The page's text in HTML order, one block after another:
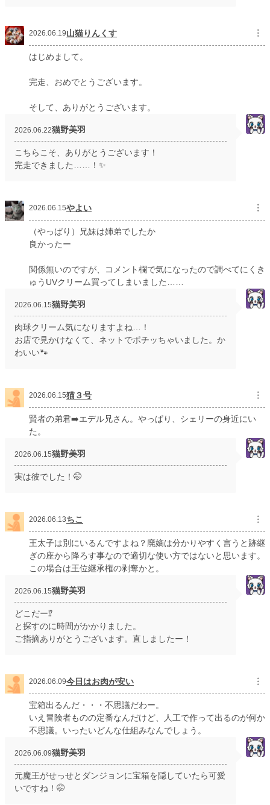
2026.06.19山猫りんくす ︙
はじめまして。
完走、おめでとうございます。
そして、ありがとうございます。
2026.06.22猫野美羽
こちらこそ、ありがとうございます！
完走できました……！✨
2026.06.15やよい ︙
（やっぱり）兄妹は姉弟でしたか
良かったー
関係無いのですが、コメント欄で気になったので調べてにくき
ゅうUVクリーム買ってしまいました……
2026.06.15猫野美羽
肉球クリーム気になりますよね…！
お店で見かけなくて、ネットでポチッちゃいました。か
わいい🐾
2026.06.15猫３号 ︙
賢者の弟君➡️エデル兄さん。やっぱり、シェリーの身近にい
た。
2026.06.15猫野美羽
実は彼でした！🤭
2026.06.13ちこ ︙
王太子は別にいるんですよね？廃嫡は分かりやすく言うと跡継
ぎの座から降ろす事なので適切な使い方ではないと思います。
この場合は王位継承権の剥奪かと。
2026.06.15猫野美羽
どこだー⁉︎
と探すのに時間がかかりました。
ご指摘ありがとうございます。直しましたー！
2026.06.09今日はお肉が安い ︙
宝箱出るんだ・・・不思議だわー。
いえ冒険者ものの定番なんだけど、人工で作って出るのが何か
不思議。いったいどんな仕組みなんでしょう。
2026.06.09猫野美羽
元魔王がせっせとダンジョンに宝箱を隠していたら可愛
いですね！🤭